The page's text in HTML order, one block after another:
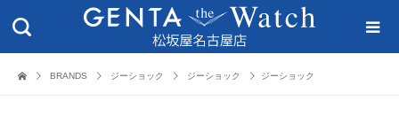
BRANDS ジーショック ジーショック ジーショック